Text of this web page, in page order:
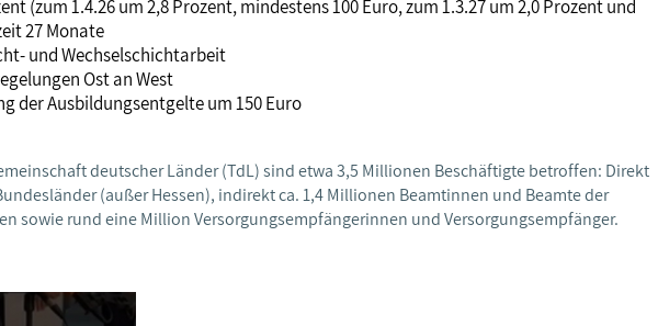
(zum 1.4.26 um 2,8 Prozent, mindestens 100 Euro, zum 1.3.27 um 2,0 Prozent und
27 Monate
und Wechselschichtarbeit
Ost an West
der Ausbildungsentgelte um 150 Euro
deutscher Länder (TdL) sind etwa 3,5 Millionen Beschäftigte betroffen: Direkt
(außer Hessen), indirekt ca. 1,4 Millionen Beamtinnen und Beamte der
sowie rund eine Million Versorgungsempfängerinnen und Versorgungsempfänger.